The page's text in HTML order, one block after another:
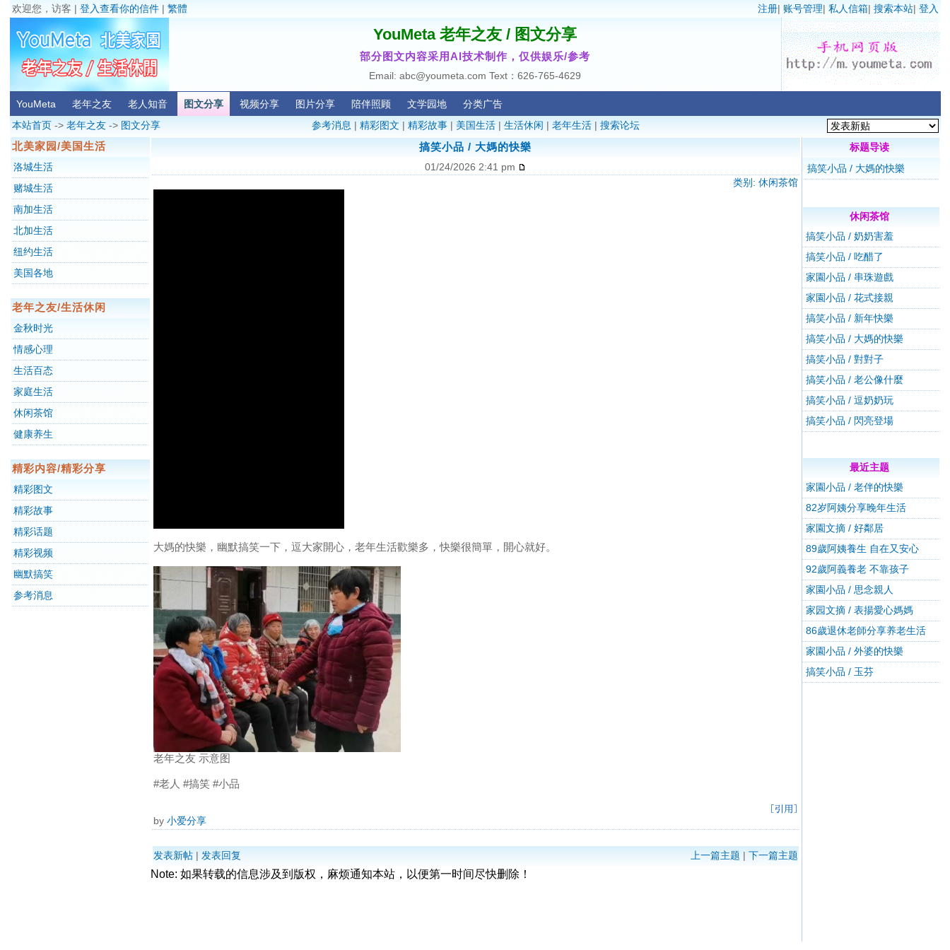
欢迎您，访客 | 登入查看你的信件 | 繁體 注册| 账号管理| 私人信箱| 搜索本站| 登入
YouMeta 老年之友 / 图文分享
部分图文内容采用AI技术制作，仅供娱乐/参考
Email: abc@youmeta.com Text：626-765-4629
YouMeta 老年之友 老人知音 图文分享 视频分享 图片分享 陪伴照顾 文学园地
分类广告
本站首页 -> 老年之友 -> 图文分享 参考消息 | 精彩图文 | 精彩故事| 美国生活 | 生活休闲 | 老年生活| 搜索论坛
北美家园/美国生活
洛城生活
赌城生活
南加生活
北加生活
纽约生活
美国各地
老年之友/生活休闲
金秋时光
情感心理
生活百态
家庭生活
休闲茶馆
健康养生
精彩内容/精彩分享
精彩图文
精彩故事
精彩话题
精彩视频
幽默搞笑
参考消息
搞笑小品 / 大媽的快樂
01/24/2026 2:41 pm
类别: 休闲茶馆
大媽的快樂，幽默搞笑一下，逗大家開心，老年生活歡樂多，快樂很簡單，開心就好。
老年之友 示意图
#老人 #搞笑 #小品
by 小爱分享
上一篇主题 | 下一篇主题
发表新帖 | 发表回复
Note: 如果转载的信息涉及到版权，麻烦通知本站，以便第一时间尽快删除！
标题导读
搞笑小品 / 大媽的快樂
休闲茶馆
搞笑小品 / 奶奶害羞
搞笑小品 / 吃醋了
家園小品 / 串珠遊戲
家園小品 / 花式接親
搞笑小品 / 新年快樂
搞笑小品 / 大媽的快樂
搞笑小品 / 對對子
搞笑小品 / 老公像什麼
搞笑小品 / 逗奶奶玩
搞笑小品 / 閃亮登場
最近主题
家園小品 / 老伴的快樂
82岁阿姨分享晚年生活
家園文摘 / 好鄰居
89歲阿姨養生 自在又安心
92歲阿義養老 不靠孩子
家園小品 / 思念親人
家园文摘 / 表揚愛心媽媽
86歲退休老師分享养老生活
家園小品 / 外婆的快樂
搞笑小品 / 玉芬